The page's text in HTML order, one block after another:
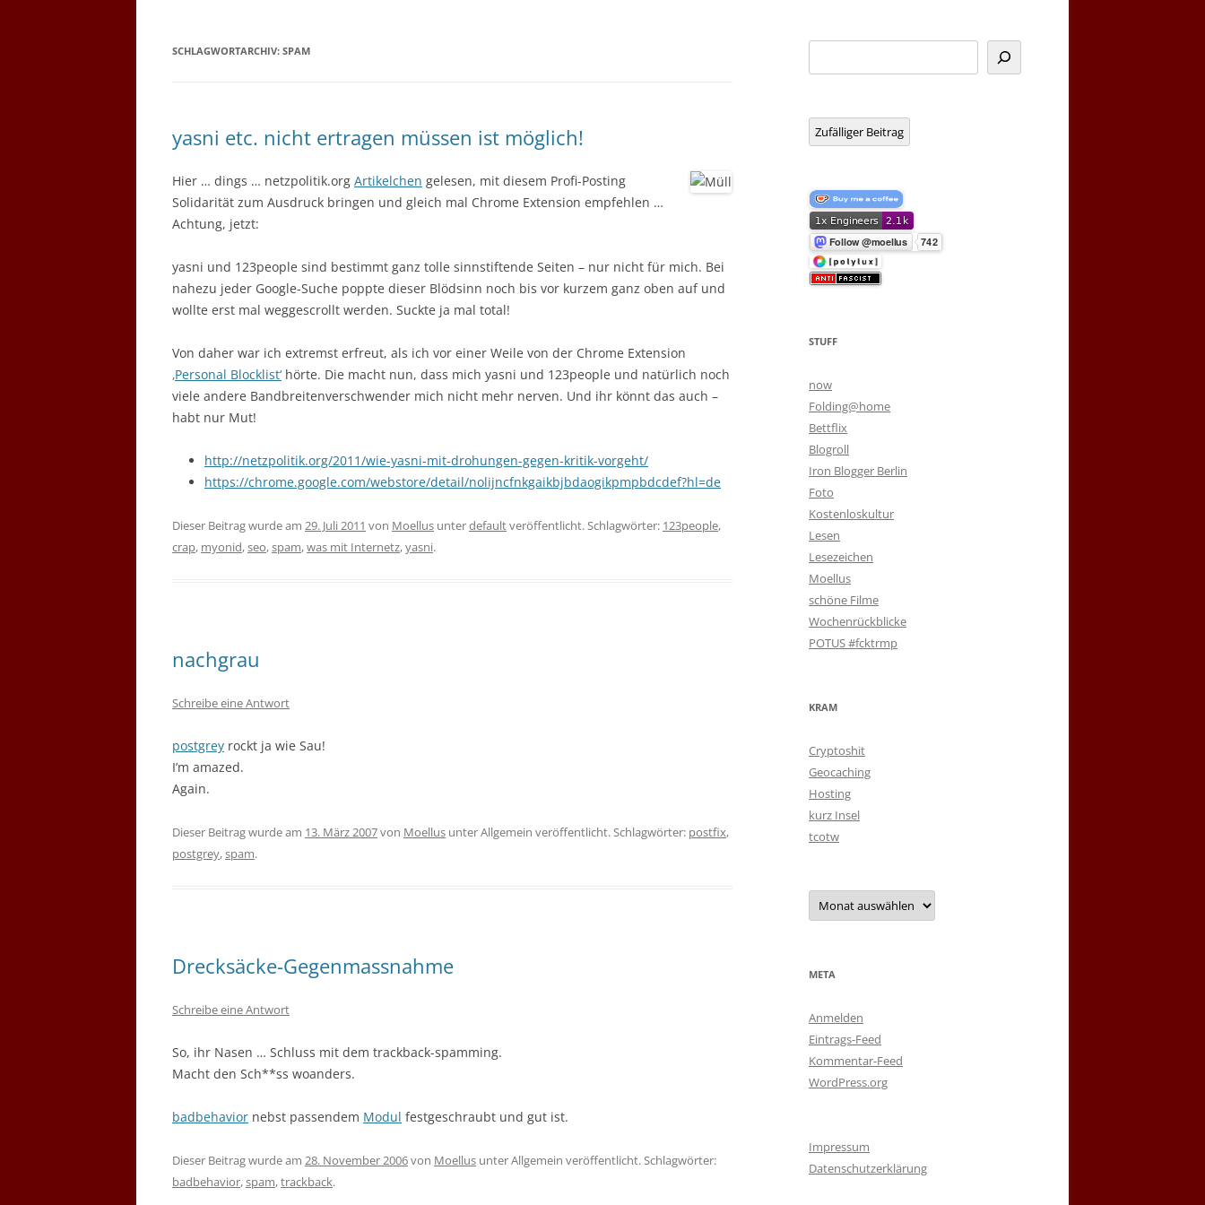
SCHLAGWORTARCHIV: SPAM
yasni etc. nicht ertragen müssen ist möglich!
Hier … dings … netzpolitik.org Artikelchen gelesen, mit diesem Profi-Posting
Solidarität zum Ausdruck bringen und gleich mal Chrome Extension empfehlen …
Achtung, jetzt:
yasni und 123people sind bestimmt ganz tolle sinnstiftende Seiten – nur nicht für mich. Bei
nahezu jeder Google-Suche poppte dieser Blödsinn noch bis vor kurzem ganz oben auf und
wollte erst mal weggescrollt werden. Suckte ja mal total!
Von daher war ich extremst erfreut, als ich vor einer Weile von der Chrome Extension
‚Personal Blocklist‘ hörte. Die macht nun, dass mich yasni und 123people und natürlich noch
viele andere Bandbreitenverschwender mich nicht mehr nerven. Und ihr könnt das auch –
habt nur Mut!
http://netzpolitik.org/2011/wie-yasni-mit-drohungen-gegen-kritik-vorgeht/
https://chrome.google.com/webstore/detail/nolijncfnkgaikbjbdaogikpmpbdcdef?hl=de
Dieser Beitrag wurde am 29. Juli 2011 von Moellus unterdefaultveröffentlicht. Schlagwörter: 123people,
crap, myonid,seo,spam,was mit Internetz,yasni.
nachgrau
Schreibe eine Antwort
postgrey rockt ja wie Sau!
I’m amazed.
Again.
Dieser Beitrag wurde am 13. März 2007von Moellus unter Allgemein veröffentlicht. Schlagwörter: postfix,
postgrey,spam.
Drecksäcke-Gegenmassnahme
Schreibe eine Antwort
So, ihr Nasen … Schluss mit dem trackback-spamming.
Macht den Sch**ss woanders.
badbehavior nebst passendem Modul festgeschraubt und gut ist.
Dieser Beitrag wurde am 28. November 2006von Moellus unter Allgemein veröffentlicht. Schlagwörter:
badbehavior,spam,trackback.
Zufälliger Beitrag
STUFF
now
Folding@home
Bettflix
Blogroll
Iron Blogger Berlin
Foto
Kostenloskultur
Lesen
Lesezeichen
Moellus
schöne Filme
Wochenrückblicke
POTUS #fcktrmp
KRAM
Cryptoshit
Geocaching
Hosting
kurz Insel
tcotw
Archiv
META
Anmelden
Eintrags-Feed
Kommentar-Feed
WordPress.org
Impressum
Datenschutzerklärung